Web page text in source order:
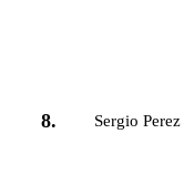
8. Sergio Perez